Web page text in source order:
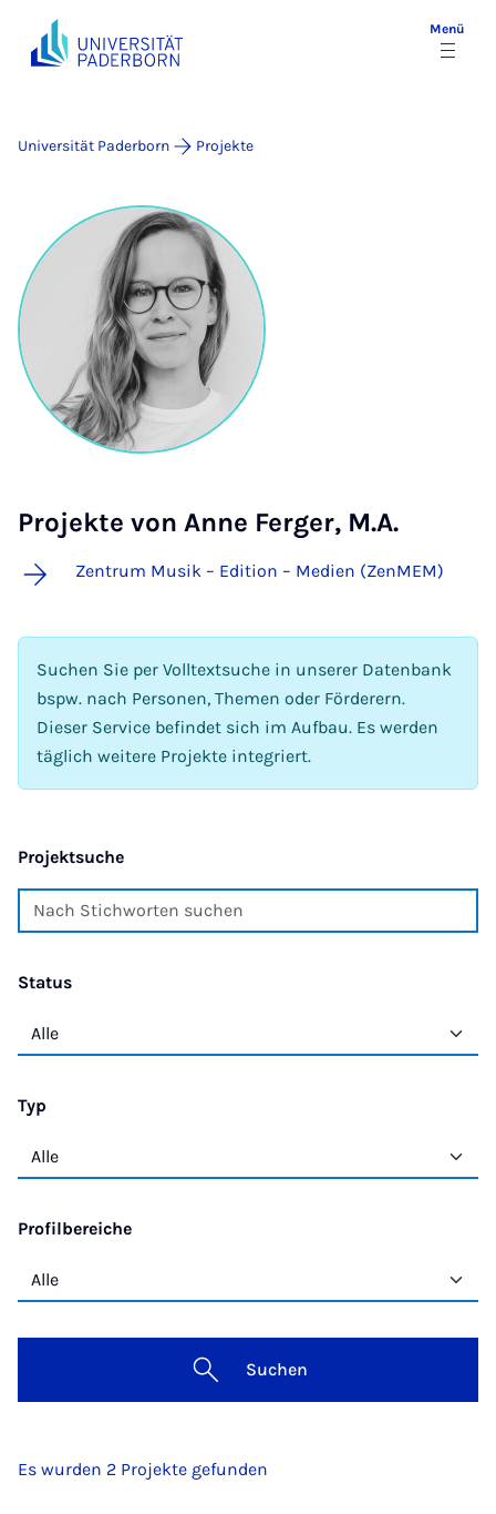
Menü
Universität Paderborn Projekte
Projekte von Anne Ferger, M.A.
Zentrum Musik – Edition – Medien (ZenMEM)
Suchen Sie per Volltextsuche in unserer Datenbank
bspw. nach Personen, Themen oder Förderern.
Dieser Service befindet sich im Aufbau. Es werden
täglich weitere Projekte integriert.
Projektsuche
Status
Typ
Profilbereiche
Suchen
Es wurden 2 Projekte gefunden